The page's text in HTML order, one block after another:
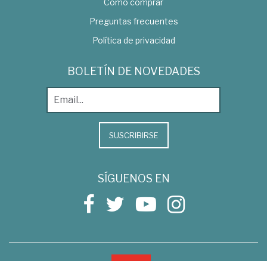
Preguntas frecuentes
Política de privacidad
BOLETÍN DE NOVEDADES
SUSCRIBIRSE
SÍGUENOS EN